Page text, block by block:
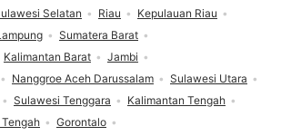
Selatan Riau
Kepulauan Riau
Sumatera Barat
Kalimantan Barat
Jambi
Nanggroe Aceh Darussalam
Sulawesi Utara
Sulawesi Tenggara
Kalimantan Tengah
Gorontalo